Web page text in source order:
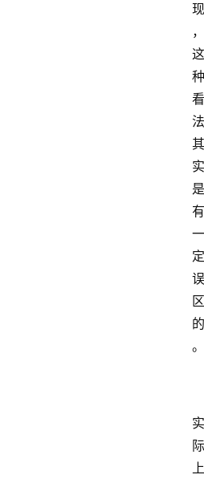
现
，
这
种
看
法
其
实
是
有
一
定
误
区
的
。
实
际
上